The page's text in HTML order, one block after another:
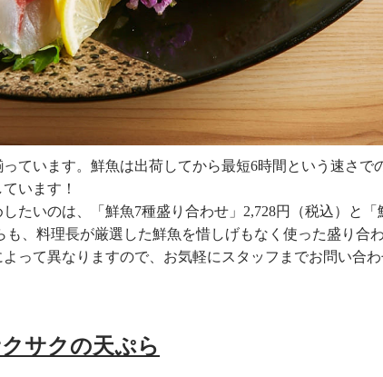
ています。鮮魚は出荷してから最短6時間という速さで
います！
たいのは、「鮮魚7種盛り合わせ」2,728円（税込）と「
、料理長が厳選した鮮魚を惜しげもなく使った盛り合
って異なりますので、お気軽にスタッフまでお問い合
サクの天ぷら